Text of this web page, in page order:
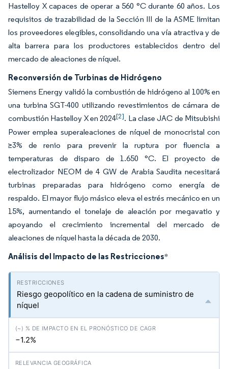
Hastelloy X capaces de operar a 560 °C durante 60 años. Los
requisitos de trazabilidad de la Sección III de la ASME limitan
los proveedores elegibles, consolidando una vía atractiva y de
alta barrera para los productores establecidos dentro del
mercado de aleaciones de níquel.
Reconversión de Turbinas de Hidrógeno
Siemens Energy validó la combustión de hidrógeno al 100% en
una turbina SGT-400 utilizando revestimientos de cámara de
combustión Hastelloy X en 2024[2]. La clase JAC de Mitsubishi
Power emplea superaleaciones de níquel de monocristal con
≥3% de renio para prevenir la ruptura por fluencia a
temperaturas de disparo de 1.650 °C. El proyecto de
electrolizador NEOM de 4 GW de Arabia Saudita necesitará
turbinas preparadas para hidrógeno como energía de
respaldo. El mayor flujo másico eleva el estrés mecánico en un
15%, aumentando el tonelaje de aleación por megavatio y
apoyando el crecimiento incremental del mercado de
aleaciones de níquel hasta la década de 2030.
Análisis del Impacto de las Restricciones*
Riesgo geopolítico en la cadena de suministro de
níquel
−1.2%